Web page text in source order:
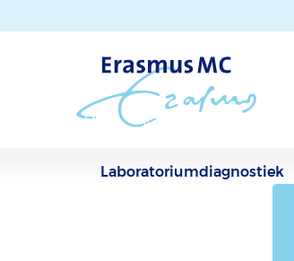
Laboratoriumdiagnostiek